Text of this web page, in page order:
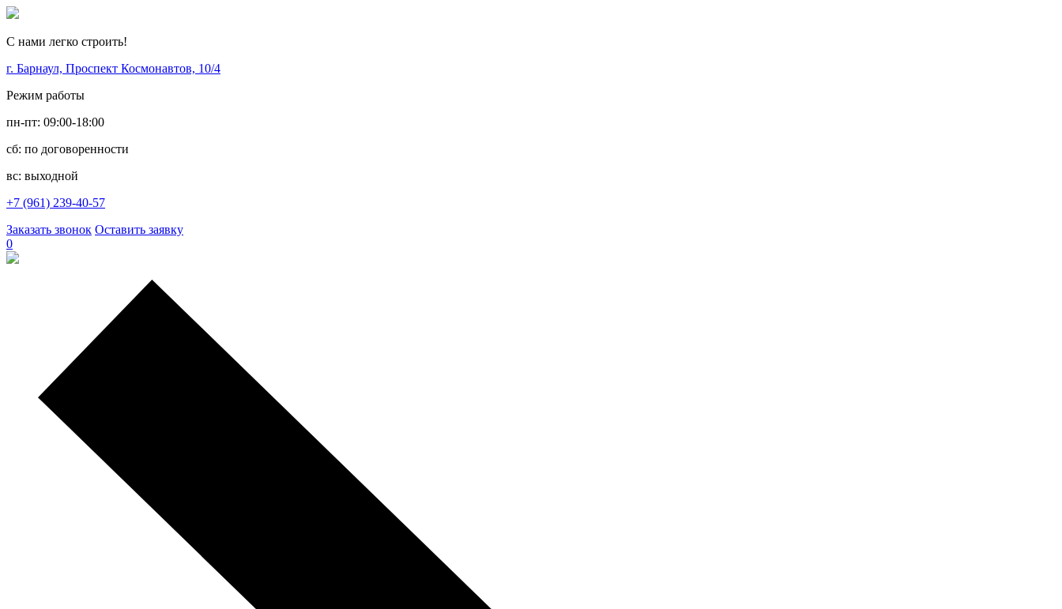
С нами легко строить!
г. Барнаул, Проспект Космонавтов, 10/4
Режим работы
пн-пт: 09:00-18:00
сб: по договоренности
вс: выходной
+7 (961) 239-40-57
Заказать звонок Оставить заявку
0